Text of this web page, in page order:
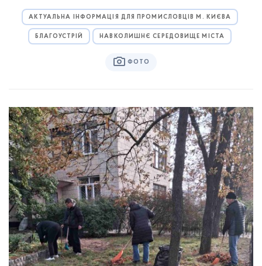
АКТУАЛЬНА ІНФОРМАЦІЯ ДЛЯ ПРОМИСЛОВЦІВ М. КИЄВА
БЛАГОУСТРІЙ НАВКОЛИШНЄ СЕРЕДОВИЩЕ МІСТА
ФОТО